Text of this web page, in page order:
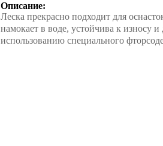
Описание:
Леска прекрасно подходит для
намокает в воде, устойчива к износу и
использованию специального